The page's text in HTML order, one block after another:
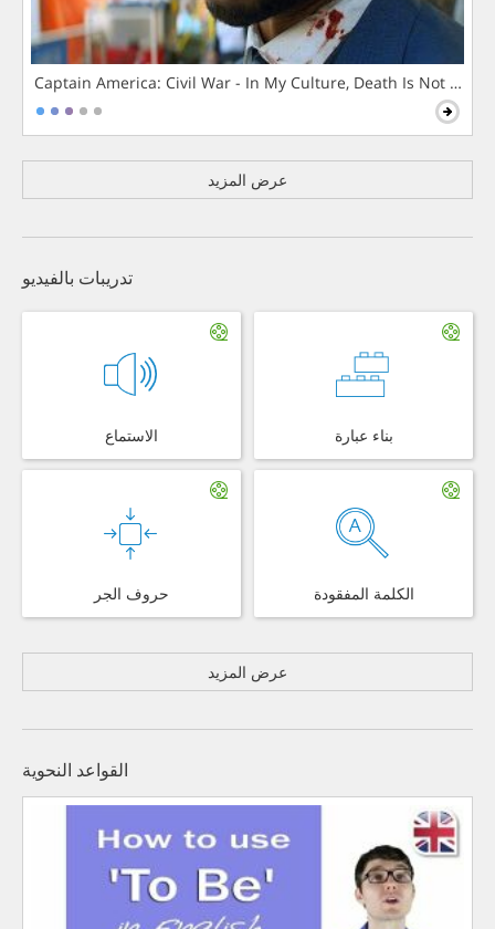
Captain America: Civil War - In My Culture, Death Is Not The
عرض المزيد
تدريبات بالفيديو
الاستماع بناء عبارة
حروف الجر الكلمة المفقودة
عرض المزيد
القواعد النحوية